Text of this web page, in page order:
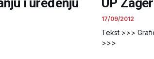
i uređenju
UP Zager
17/09/2012
Tekst >>>
>>>